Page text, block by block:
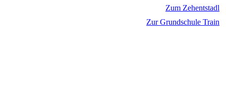
Zum Zehentstadl
Zur Grundschule Train